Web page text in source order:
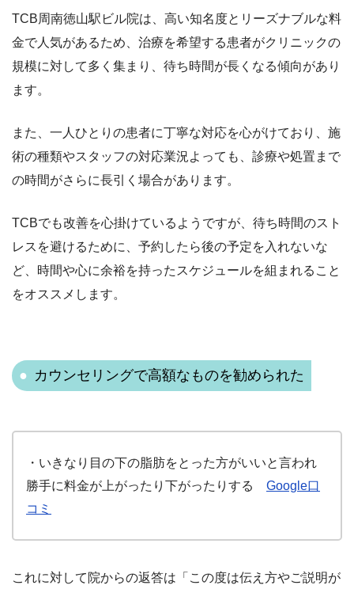
TCB周南徳山駅ビル院は、高い知名度とリーズナブルな料
金で人気があるため、治療を希望する患者がクリニックの
規模に対して多く集まり、待ち時間が長くなる傾向があり
ま す。
また、一人ひとりの患者に丁寧な対応を心がけており、施
術の種類やスタッフの対応業況よっても、診療や処置まで
の時間がさらに長引く場合があります。
TCBでも改善を心掛けているようですが、待ち時間のスト
レスを避けるために、予約した ら後の予定を入れないな
ど、時間や心に余裕を持ったスケジュールを組まれること
をオススメします。
カウンセリングで高額なものを勧められた
・いきなり目の下の脂肪をとった方がいいと言われ
勝手に料金が上がったり下がったりする Google口
コミ
これに対して院からの返答は「この度は伝え方やご説明が